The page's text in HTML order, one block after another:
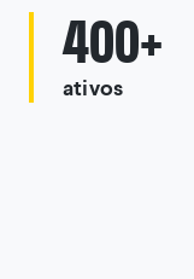
400+
ativos